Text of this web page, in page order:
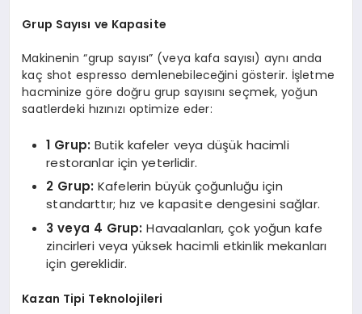
Grup Sayısı ve Kapasite
Makinenin “grup sayısı” (veya kafa sayısı) aynı anda
kaç shot espresso demlenebileceğini gösterir. İşletme
hacminize göre doğru grup sayısını seçmek, yoğun
saatlerdeki hızınızı optimize eder:
1 Grup: Butik kafeler veya düşük hacimli
restoranlar için yeterlidir.
2 Grup: Kafelerin büyük çoğunluğu için
standarttır; hız ve kapasite dengesini sağlar.
3 veya 4 Grup:Havaalanları, çok yoğun kafe
zincirleri veya yüksek hacimli etkinlik mekanları
için gereklidir.
Kazan Tipi Teknolojileri